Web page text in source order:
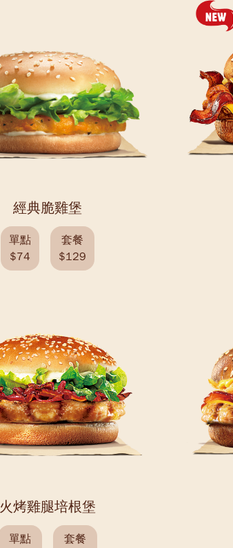
經典脆雞堡
單點
$74
套餐
$129
火烤雞腿培根堡
單點
套餐